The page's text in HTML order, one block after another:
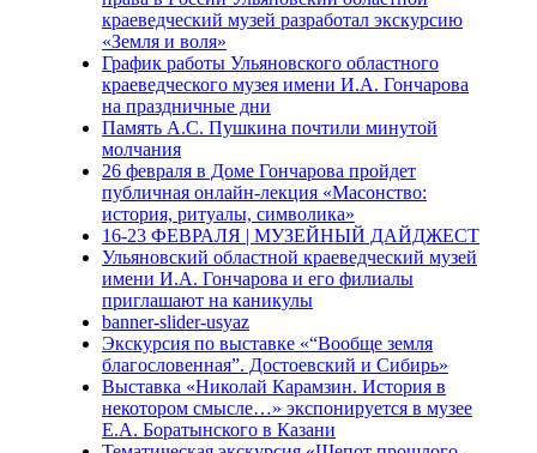
краеведческий музей разработал экскурсию
«Земля и воля»
График работы Ульяновского областного
краеведческого музея имени И.А. Гончарова
на праздничные дни
Память А.С. Пушкина почтили минутой
молчания
26 февраля в Доме Гончарова пройдет
публичная онлайн-лекция «Масонство:
история, ритуалы, символика»
16-23 ФЕВРАЛЯ | МУЗЕЙНЫЙ ДАЙДЖЕСТ
Ульяновский областной краеведческий музей
имени И.А. Гончарова и его филиалы
приглашают на каникулы
banner-slider-usyaz
Экскурсия по выставке «“Вообще земля
благословенная”. Достоевский и Сибирь»
Выставка «Николай Карамзин. История в
некотором смысле…» экспонируется в музее
Е.А. Боратынского в Казани